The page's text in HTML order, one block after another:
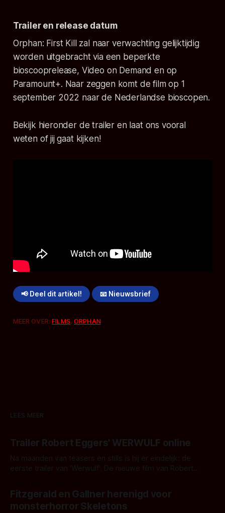
Trailer en release datum
Orphan: First Killzal naar verwachting gelijktijdig
worden uitgebracht via een beperkte
bioscooprelease, Video on Demand en op
Paramount+. Naar zeggen komt de film op 1
september 2022 naar de Nederlandse bioscopen.
Bekijk hieronder de trailer en laat ons vooral
weten of jij gaat kijken!
📢 Deel dit artikel! 📧 Nieuwsbrief
MEER OVER:FILMS,ORPHAN
LEES MEER
Trailer Robert Eggers' WERWULF online
Na maanden van teasers en stills is hij er eindelijk: de
eerste trailer van 'Werwulf'. De nieuwe film van Robert
kille stijl vol folklore en mythe. Het topic deze keer is (kon
het het al raden?)... de weerwolf. Kijk je mee?
Fitzgerald en Gallner herenigd voor
monsterhorror Skeletons